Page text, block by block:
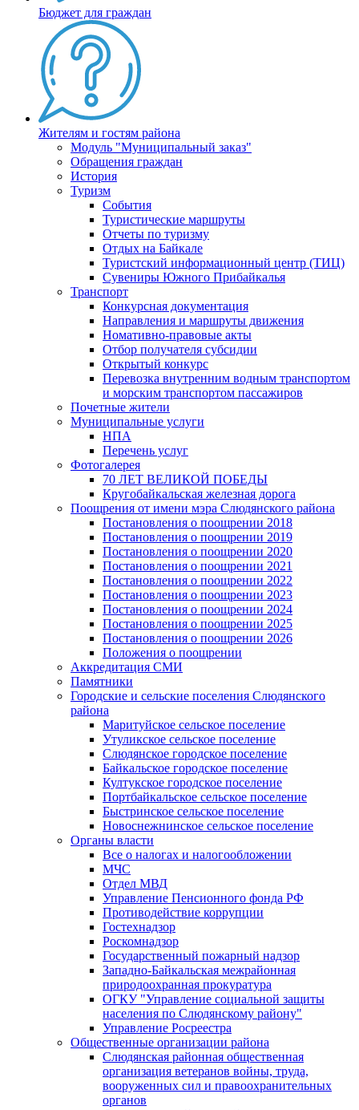
Бюджет для граждан
Жителям и гостям района
Модуль "Муниципальный заказ"
Обращения граждан
История
Туризм
События
Туристические маршруты
Отчеты по туризму
Отдых на Байкале
Туристский информационный центр (ТИЦ)
Сувениры Южного Прибайкалья
Транспорт
Конкурсная документация
Направления и маршруты движения
Номативно-правовые акты
Отбор получателя субсидии
Открытый конкурс
Перевозка внутренним водным транспортом
и морским транспортом пассажиров
Почетные жители
Муниципальные услуги
НПА
Перечень услуг
Фотогалерея
70 ЛЕТ ВЕЛИКОЙ ПОБЕДЫ
Кругобайкальская железная дорога
Поощрения от имени мэра Слюдянского района
Постановления о поощрении 2018
Постановления о поощрении 2019
Постановления о поощрении 2020
Постановления о поощрении 2021
Постановления о поощрении 2022
Постановления о поощрении 2023
Постановления о поощрении 2024
Постановления о поощрении 2025
Постановления о поощрении 2026
Положения о поощрении
Аккредитация СМИ
Памятники
Городские и сельские поселения Слюдянского
района
Маритуйское сельское поселение
Утуликское сельское поселение
Слюдянское городское поселение
Байкальское городское поселение
Култукское городское поселение
Портбайкальское сельское поселение
Быстринское сельское поселение
Новоснежнинское сельское поселение
Органы власти
Все о налогах и налогообложении
МЧС
Отдел МВД
Управление Пенсионного фонда РФ
Противодействие коррупции
Гостехнадзор
Роскомнадзор
Государственный пожарный надзор
Западно-Байкальская межрайонная
природоохранная прокуратура
ОГКУ "Управление социальной защиты
населения по Слюдянскому району"
Управление Росреестра
Общественные организации района
Слюдянская районная общественная
организация ветеранов войны, труда,
вооруженных сил и правоохранительных
органов